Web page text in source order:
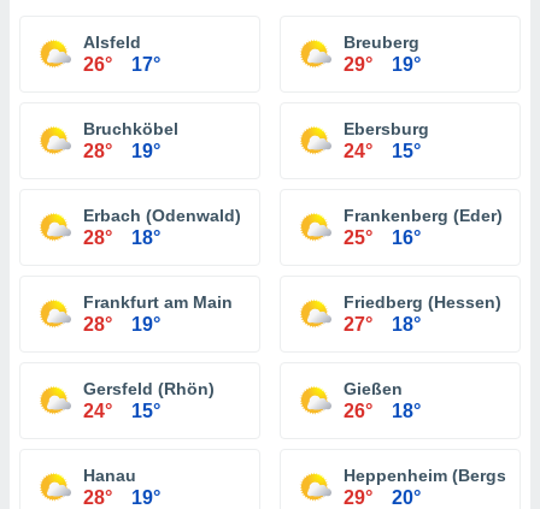
Alsfeld
26° 17°
Breuberg
29° 19°
Bruchköbel
28° 19°
Ebersburg
24° 15°
Erbach (Odenwald)
28° 18°
Frankenberg (Eder)
25° 16°
Frankfurt am Main
28° 19°
Friedberg (Hessen)
27° 18°
Gersfeld (Rhön)
24° 15°
Gießen
26° 18°
Hanau
28° 19°
Heppenheim
29° 20°